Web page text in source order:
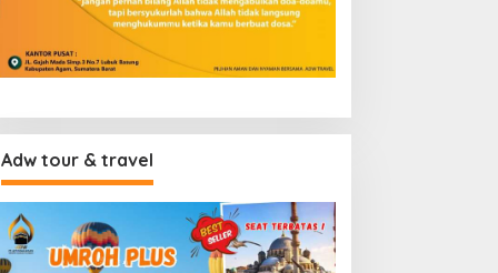
Adw tour & travel